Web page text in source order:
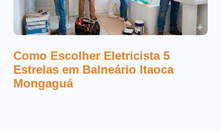
Como Escolher Eletricista 5
Estrelas em Balneário Itaoca
Mongaguá